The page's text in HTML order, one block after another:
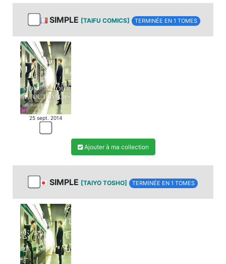
SIMPLE [TAIFU COMICS] TERMINÉE EN 1 TOMES
25 sept. 2014
Ajouter à ma collection
SIMPLE [TAIYO TOSHO] TERMINÉE EN 1 TOMES